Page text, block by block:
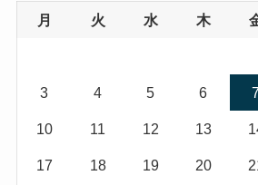
月 火 水 木
3 4 5 6 7
10 11 12 13
17 18 19 20